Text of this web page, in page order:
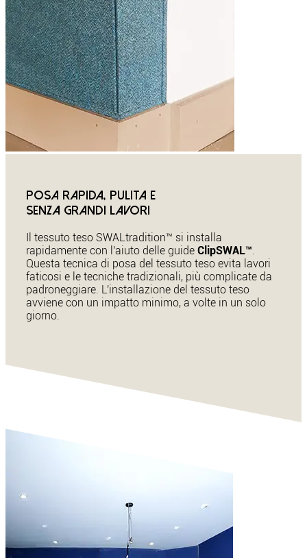
Posa rapida, pulita e
senza grandi lavori
Il tessuto teso SWALtradition™ si installa
rapidamente con l'aiuto delle guide ClipSWAL™
Questa tecnica di posa del tessuto teso evita lavori
faticosi e le tecniche tradizionali, più complicate da
padroneggiare. L'installazione del tessuto teso
avviene con un impatto minimo, a volte in un solo
giorno.